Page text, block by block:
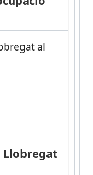
Llobregat